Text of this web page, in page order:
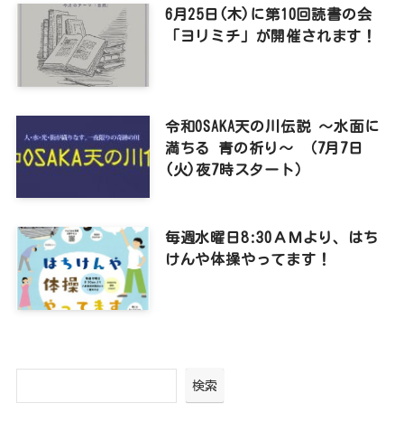
6月25日(木)に第10回読書の会
「ヨリミチ」が開催されます！
令和OSAKA天の川伝説 ～水面に
満ちる 青の祈り～ （7月7日
(火)夜7時スタート）
毎週水曜日8:30ＡＭより、はち
けんや体操やってます！
検索